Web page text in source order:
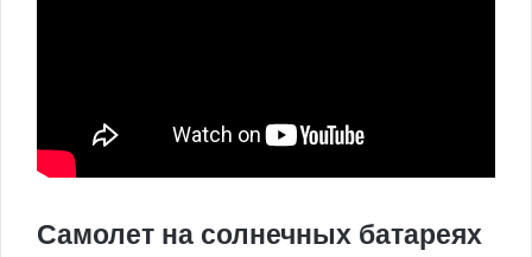
Самолет на солнечных батареях